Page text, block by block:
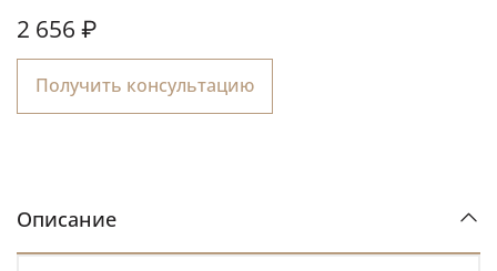
2 656 ₽
Получить консультацию
Описание